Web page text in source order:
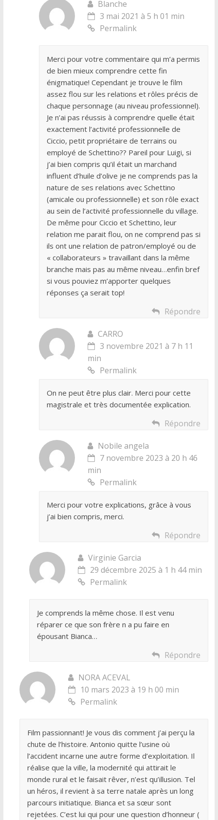
Blanche
3 mai 2021 à 5 h 01 min
Permalink
Merci pour votre commentaire qui m’a permis
de bien mieux comprendre cette fin
énigmatique! Cependant je trouve le film
assez flou sur les relations et rôles précis de
chaque personnage (au niveau professionnel).
Je n’ai pas réussis à comprendre quelle était
exactement l’activité professionnelle de
Ciccio, petit propriétaire de terrains ou
employé de Schettino?? Pareil pour Luigi, si
j’ai bien compris qu’il était un marchand
influent d’huile d’olive je ne comprends pas la
nature de ses relations avec Schettino
(amicale ou professionnelle) et son rôle exact
au sein de l’activité professionnelle du village.
De même pour Ciccio et Schettino, leur
relation me parait flou, on ne comprend pas si
ils ont une relation de patron/employé ou de
« collaborateurs » travaillant dans la même
branche mais pas au même niveau…enfin bref
si vous pouviez m’apporter quelques
réponses ça serait top!
Répondre
CARRO
3 novembre 2021 à 7 h 11
min
Permalink
On ne peut être plus clair. Merci pour cette
magistrale et très documentée explication.
Répondre
Nobile angela
7 novembre 2023 à 20 h 46
min
Permalink
Merci pour votre explications, grâce à vous
j’ai bien compris, merci.
Répondre
Virginie Garcia
29 décembre 2025 à 1 h 44 min
Permalink
Je comprends la même chose. Il est venu
réparer ce que son frère n a pu faire en
épousant Bianca…
Répondre
NORA ACEVAL
10 mars 2023 à 19 h 00 min
Permalink
Film passionnant! Je vous dis comment j’ai perçu la
chute de l’histoire. Antonio quitte l’usine où
l’accident incarne une autre forme d’exploitation. Il
réalise que la ville, la modernité qui attirait le
monde rural et le faisait rêver, n’est qu’illusion. Tel
un héros, il revient à sa terre natale après un long
parcours initiatique. Bianca et sa sœur sont
rejetées. C’est lui qui pour une question d’honneur (